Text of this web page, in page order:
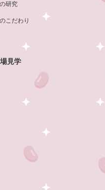
研究
こだわり
見学